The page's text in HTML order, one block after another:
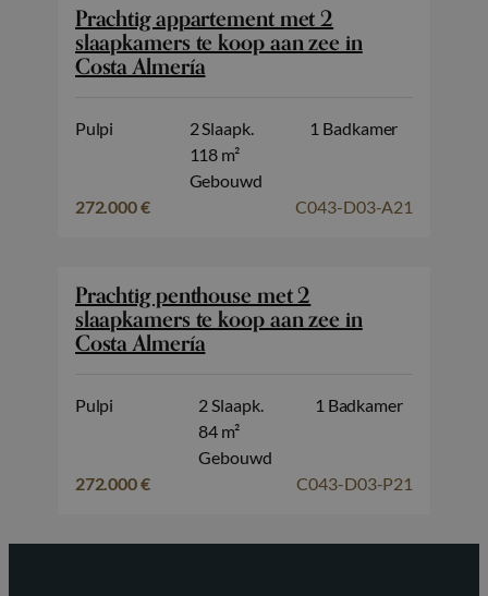
Prachtig appartement met 2
slaapkamers te koop aan zee in
Costa Almería
Pulpi 2 Slaapk.
1 Badkamer
118 m²
Gebouwd
272.000 €
C043-D03-A21
Prachtig penthouse met 2
slaapkamers te koop aan zee in
Costa Almería
Pulpi 2 Slaapk.
1 Badkamer
84 m²
Gebouwd
272.000 €
C043-D03-P21